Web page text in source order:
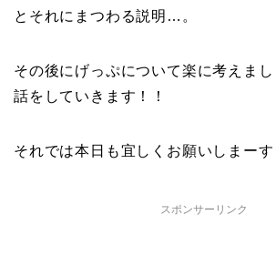
とそれにまつわる説明…。
その後にげっぷについて楽に考えまし
話をしていきます！！
それでは本日も宜しくお願いしまーす
スポンサーリンク